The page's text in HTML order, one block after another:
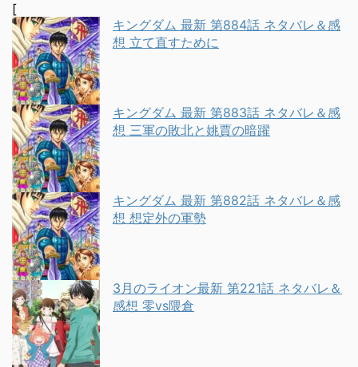
[
キングダム 最新 第884話 ネタバレ＆感
想 立て直すために
キングダム 最新 第883話 ネタバレ＆感
想 三軍の敗北と姚賈の暗躍
キングダム 最新 第882話 ネタバレ＆感
想 想定外の軍勢
3月のライオン最新 第221話 ネタバレ＆
感想 零vs隈倉